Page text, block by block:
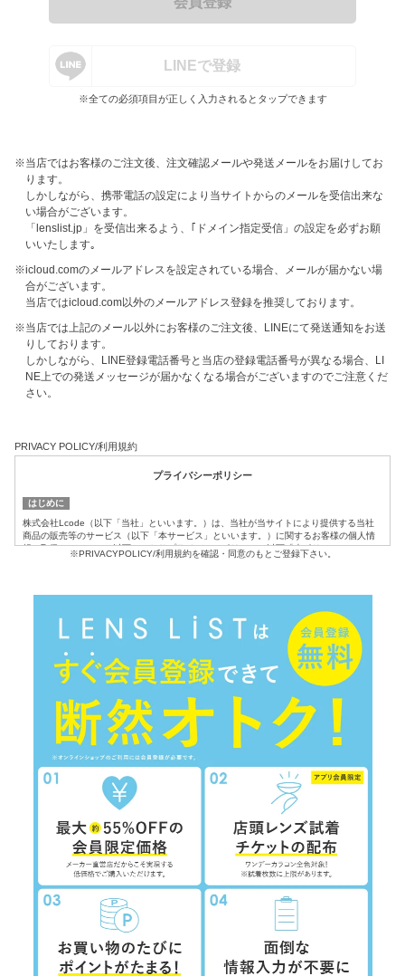
LINEで登録
※全ての必須項目が正しく入力されるとタップできます
※当店ではお客様のご注文後、注文確認メールや発送メールをお届けしてお
ります。
しかしながら、携帯電話の設定により当サイトからのメールを受信出来な
い場合がございます。
「lenslist.jp」を受信出来るよう、｢ドメイン指定受信」の設定を必ずお願
いいたします｡
※icloud.comのメールアドレスを設定されている場合、メールが届かない場
合がございます。
当店ではicloud.com以外のメールアドレス登録を推奨しております。
※当店では上記のメール以外にお客様のご注文後、LINEにて発送通知をお送
りしております。
しかしながら、LINE登録電話番号と当店の登録電話番号が異なる場合、LI
NE上での発送メッセージが届かなくなる場合がございますのでご注意くだ
さい。
PRIVACY POLICY/利用規約
プライバシーポリシー
はじめに
株式会社Lcode（以下「当社」といいます。）は、当社が当サイトにより提供する当社
商品の販売等のサービス（以下「本サービス」といいます。）に関するお客様の個人情
報の取扱いについて、以下のとおりプライバシーポリシー（以下「本ポリシー」といい
1.利用目的
本サービス提供にかかわるお客様の個人情報の具体的な利用目的は以下のとおりです。
お客様に対して、当社の商品やサービスをご紹介するため。
当社において、お客様に代行してご注文手続き、ご注文内容の確認、変更手続きを行
プレゼント、キャンペーンなどへの応募に対応するため。
お客様からの各種お問い合わせに対して回答を行うため。
お客様に対して、当社のサービスに対するご意見やご感想のご提供をお願いするた
お客様それぞれの嗜好に適合した情報発信やサービスを提供・表示するため。
マーケティング分析に利用するため。
広告の効果測定を行うため。
2に定める共同利用及び同3に定める第三者への提供のため。
※なお、上記の利用目的は、当社が、第三者から取得した、他のウェブサイトにおける
広告の閲覧履歴、広告のクリック日時、当該広告を掲載している他のウェブサイトの
情報（お客様の当該ウェブサイトにおける会員ID、会員名、ウェブサイトの名称な
ど）およびその分析結果等の個人関連情報を、当社が保有するお客様の個人情報（会
員情報、購買情報など）と照合したうえで利用する場合を含みます。
2.第三者提供
当社は、お客様の個人情報については、個人情報の保護に関する法律の定める場合
（下記2に定める共同利用を含みます。）のほか、お客様の個別の同意がない限り、
第三者（日本国外にある者を含みます。）に提供しません。
ただし、下記3の第三者提供については、お客様が本ポリシーに同意したことをもっ
て、当該第三者提供を同意したものとみなします。
当社は、以下のとおりお客様の個人情報を共同利用します。
■共同して利用される個人情報の項目
ID及びパスワード
氏名、性別、生年月日、郵便番号、住所、メールアドレス、電話番号、SNSアカ
ウント情報、身体的特徴その他のお客様に関する情報
※PRIVACYPOLICY/利用規約を確認・同意のもとご登録下さい。